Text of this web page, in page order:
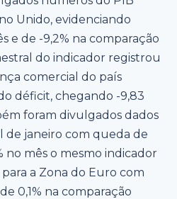
Unido, evidenciando
e de -9,2% na comparação
do indicador registrou
comercial do país
déficit, chegando -9,83
foram divulgados dados
janeiro com queda de
no mês o mesmo indicador
a Zona do Euro com
0,1% na comparação